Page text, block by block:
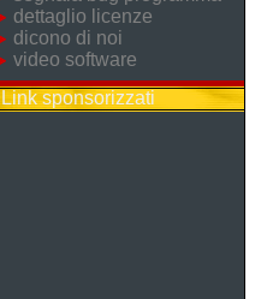
dettaglio licenze
dicono di noi
video software
Link sponsorizzati